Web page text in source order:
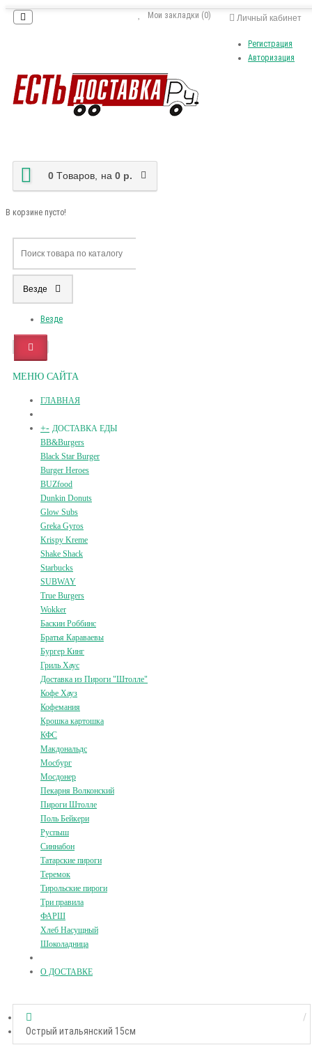
Личный кабинет
Регистрация
Авторизация
Мои закладки (0)
0 Tоваров, на 0 р.
В корзине пусто!
Везде
Везде
МЕНЮ САЙТА
ГЛАВНАЯ
+- ДОСТАВКА ЕДЫ
BB&Burgers
Black Star Burger
Burger Heroes
BUZfood
Dunkin Donuts
Glow Subs
Greka Gyros
Krispy Kreme
Shake Shack
Starbucks
SUBWAY
True Burgers
Wokker
Баскин Роббинс
Братья Караваевы
Бургер Кинг
Гриль Хаус
Доставка из Пироги "Штолле"
Кофе Хауз
Кофемания
Крошка картошка
КФС
Макдональдс
Мосбург
Мосдонер
Пекарня Волконский
Пироги Штолле
Поль Бейкери
Руспыш
Синнабон
Татарские пироги
Теремок
Тирольские пироги
Три правила
ФАРШ
Хлеб Насущный
Шоколадница
О ДОСТАВКЕ
Острый итальянский 15см